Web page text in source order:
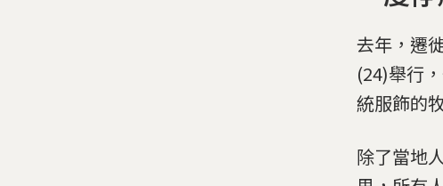
去年，遷
(24)舉行
統服飾的
除了當地